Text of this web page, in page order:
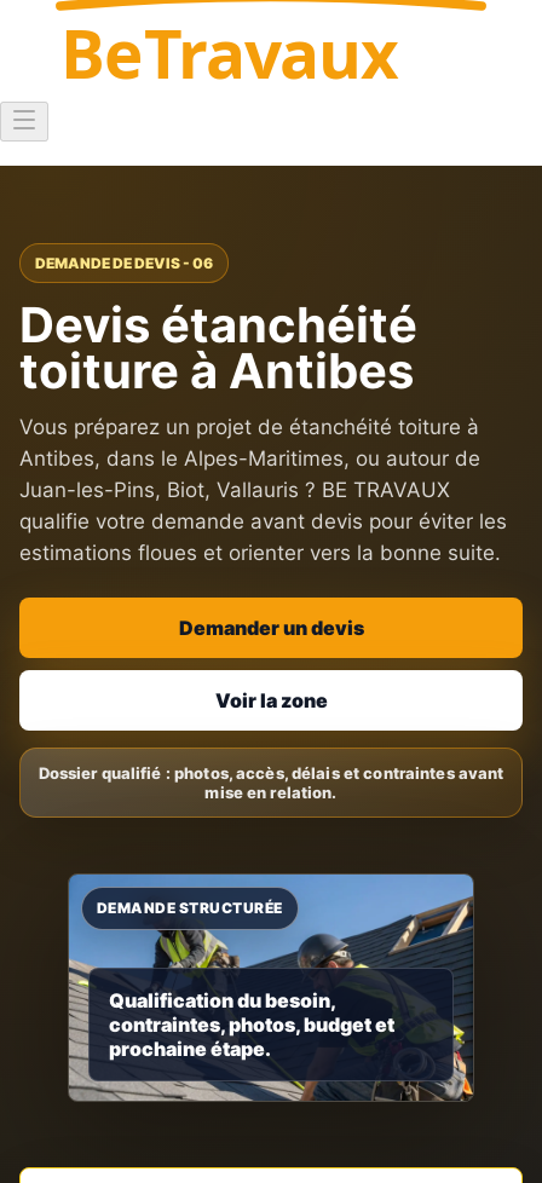
BeTravaux
DEMANDE DE DEVIS - 06
Devis étanchéité
toiture à Antibes
Vous préparez un projet de étanchéité toiture à
Antibes, dans le Alpes-Maritimes, ou autour de
Juan-les-Pins, Biot, Vallauris ? BE TRAVAUX
qualifie votre demande avant devis pour éviter les
estimations floues et orienter vers la bonne suite.
Demander un devis
Voir la zone
Qualification du besoin,
contraintes, photos, budget et
prochaine étape.